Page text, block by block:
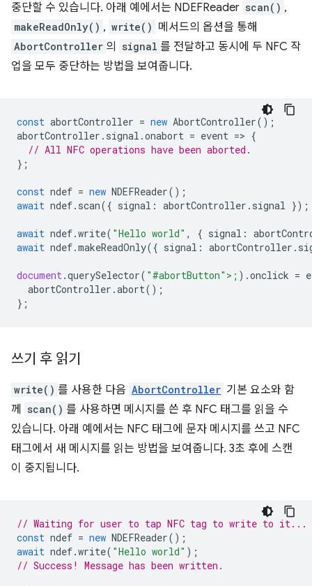
중단할 수 있습니다. 아래 예에서는 NDEFReader scan() ,
makeReadOnly() , write() 메서드의 옵션을 통해
AbortController 의 signal 를 전달하고 동시에 두 NFC 작
업을 모두 중단하는 방법을 보여줍니다.
const abortController = new AbortController();
abortController . signal .onabort = event => {
// All NFC operations have been aborted.
};
const ndef = new NDEFReader();
await ndef. scan({ signal : abortController . signal });
await ndef.write( "Hello world" , { signal :
await ndef.makeReadOnly({ signal : abortController .
document.querySelector( "#abortButton">; ).onclick =
abortController .abort();
};
쓰기 후 읽기
write() 를 사용한 다음 AbortController 기본 요소와 함
께
scan() 를 사용하면 메시지를 쓴 후 NFC 태그를 읽을 수
있습니다. 아래 예에서는 NFC 태그에 문자 메시지를 쓰고 NFC
태그에서 새 메시지를 읽는 방법을 보여줍니다. 3초 후에 스캔
이 중지됩니다.
// Waiting for user to tap NFC tag to write to it...
const ndef = new NDEFReader();
await ndef.write( "Hello world" );
// Success! Message has been written.